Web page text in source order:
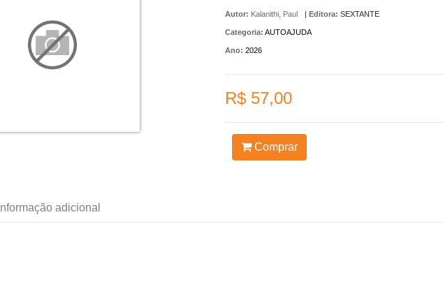
Autor: Kalanithi, Paul | Editora: SEXTANTE
Categoria: AUTOAJUDA
Ano: 2026
R$ 57,00
Comprar
Informação adicional